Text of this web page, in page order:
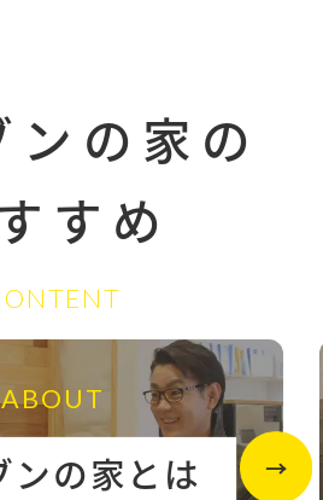
ンの家の
すめ
ABOUT
ンの家とは